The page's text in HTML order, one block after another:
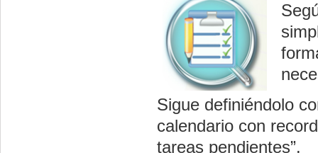
Sigue definiéndolo
calendario con
tareas pendientes”.